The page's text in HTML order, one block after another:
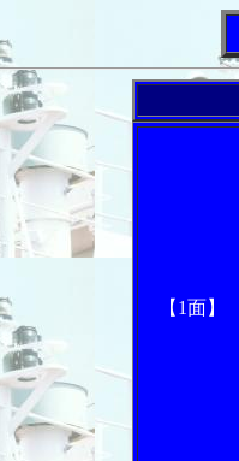
「
【1面】